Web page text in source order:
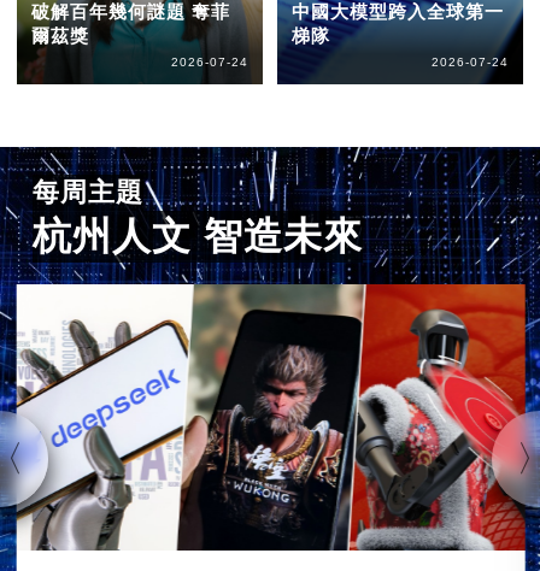
破解百年幾何謎題 奪菲
爾茲獎
2026-07-24
中國大模型跨入全球第一
梯隊
2026-07-24
每周主題
杭州人文 智造未來